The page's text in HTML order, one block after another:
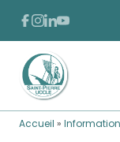
Passer au
FACEBOOK
INSTAGRAM
LINKEDIN
YOUTUBE
Retour à
Accueil »